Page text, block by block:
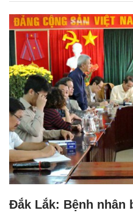
Đắk Lắk: Bệnh nhân